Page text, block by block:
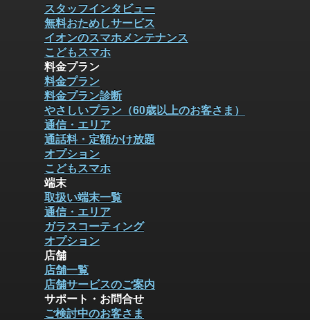
スタッフインタビュー
無料おためしサービス
イオンのスマホメンテナンス
こどもスマホ
料金プラン
料金プラン
料金プラン診断
やさしいプラン（60歳以上のお客さま）
通信・エリア
通話料・定額かけ放題
オプション
こどもスマホ
端末
取扱い端末一覧
通信・エリア
ガラスコーティング
オプション
店舗
店舗一覧
店舗サービスのご案内
サポート・お問合せ
ご検討中のお客さま